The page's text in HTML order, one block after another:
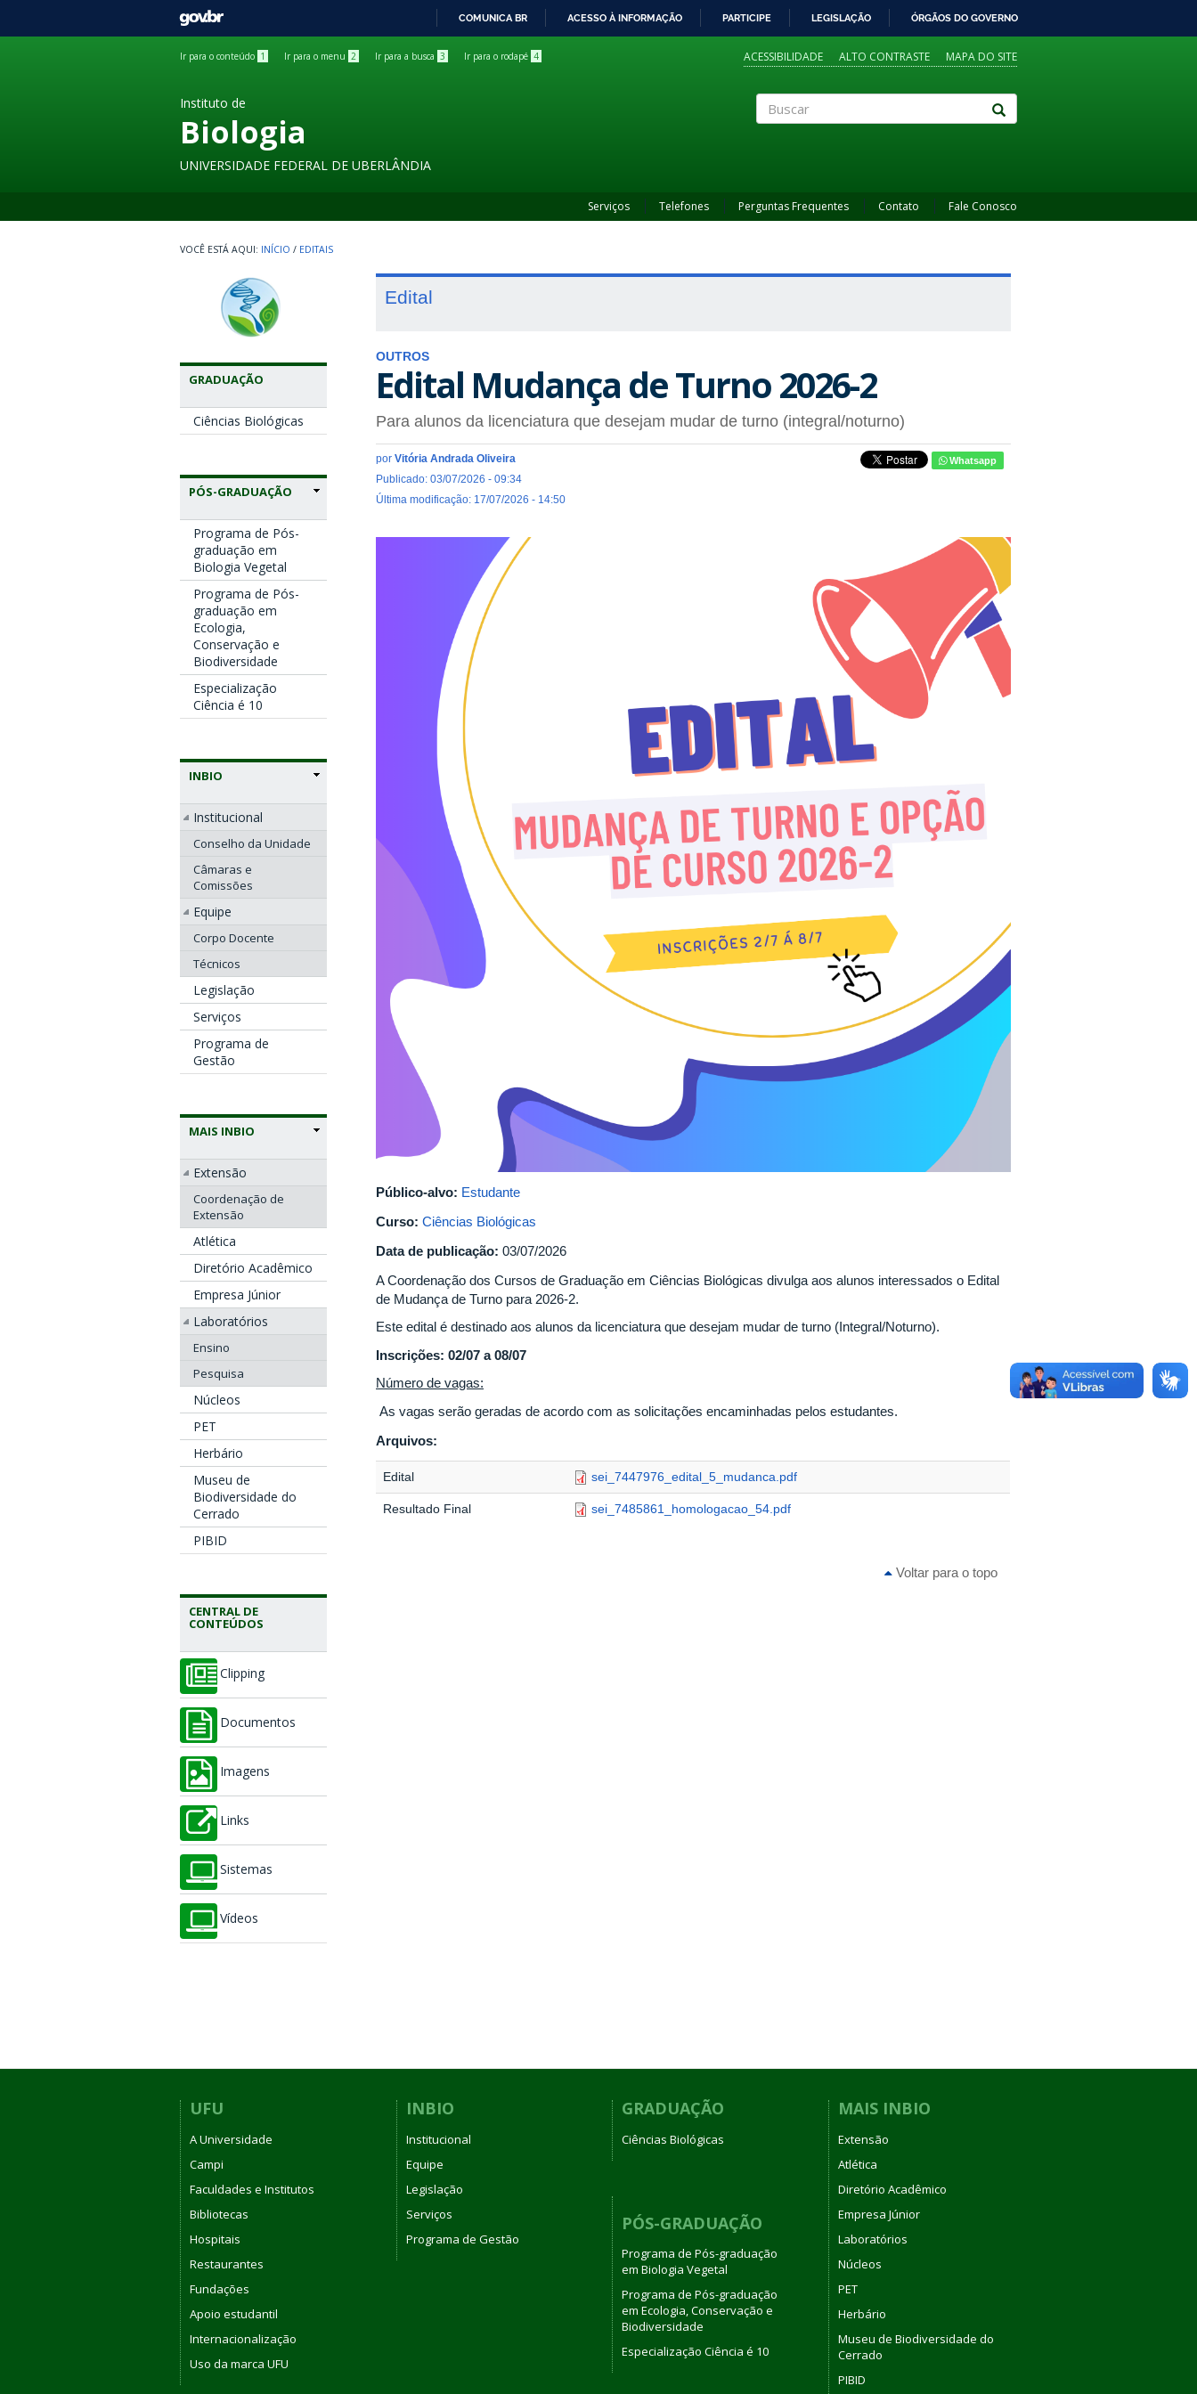
GOVBR
COMUNICA BR ACESSO À INFORMAÇÃO PARTICIPE LEGISLAÇÃO ÓRGÃOS DO GOVERNO
Ir para o conteúdo 1 Ir para o menu 2 Ir para a busca 3 Ir para o rodapé 4 ACESSIBILIDADE ALTO CONTRASTE MAPA DO SITE
Instituto de
Biologia
UNIVERSIDADE FEDERAL DE UBERLÂNDIA
Serviços Telefones Perguntas Frequentes Contato Fale Conosco
INÍCIO / EDITAIS
GRADUAÇÃO
Ciências Biológicas
PÓS-GRADUAÇÃO
Programa de Pós-
graduação em
Biologia Vegetal
Programa de Pós-
graduação em
Ecologia,
Conservação e
Biodiversidade
Especialização
Ciência é 10
INBIO
Institucional
Conselho da Unidade
Câmaras e
Comissões
Equipe
Corpo Docente
Técnicos
Legislação
Serviços
Programa de
Gestão
MAIS INBIO
Extensão
Coordenação de
Extensão
Atlética
Diretório Acadêmico
Empresa Júnior
Laboratórios
Ensino
Pesquisa
Núcleos
PET
Herbário
Museu de
Biodiversidade do
Cerrado
PIBID
CENTRAL DE
CONTEÚDOS
Clipping
Documentos
Imagens
Links
Sistemas
Vídeos
Edital
OUTROS
Edital Mudança de Turno 2026-2
Para alunos da licenciatura que desejam mudar de turno (integral/noturno)
por Vitória Andrada Oliveira
Publicado: 03/07/2026 - 09:34
Última modificação: 17/07/2026 - 14:50
Whatsapp
edital_6.png
Público-alvo: Estudante
Curso: Ciências Biológicas
Data de publicação: 03/07/2026
A Coordenação dos Cursos de Graduação em Ciências Biológicas divulga aos alunos interessados o Edital
de Mudança de Turno para 2026-2.
Este edital é destinado aos alunos da licenciatura que desejam mudar de turno (Integral/Noturno).
Inscrições: 02/07 a 08/07
Número de vagas:
As vagas serão geradas de acordo com as solicitações encaminhadas pelos estudantes.
Arquivos:
Edital sei_7447976_edital_5_mudanca.pdf
Resultado Final sei_7485861_homologacao_54.pdf
Voltar para o topo
UFU
A Universidade
Campi
Faculdades e Institutos
Bibliotecas
Hospitais
Restaurantes
Fundações
Apoio estudantil
Internacionalização
Uso da marca UFU
INBIO
Institucional
Equipe
Legislação
Serviços
Programa de Gestão
GRADUAÇÃO
Ciências Biológicas
PÓS-GRADUAÇÃO
Programa de Pós-graduação
em Biologia Vegetal
Programa de Pós-graduação
em Ecologia, Conservação e
Biodiversidade
Especialização Ciência é 10
MAIS INBIO
Extensão
Atlética
Diretório Acadêmico
Empresa Júnior
Laboratórios
Núcleos
PET
Herbário
Museu de Biodiversidade do
Cerrado
PIBID